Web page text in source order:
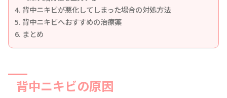
背中ニキビが悪化してしまった場合の対処方法
背中ニキビへおすすめの治療薬
まとめ
背中ニキビの原因